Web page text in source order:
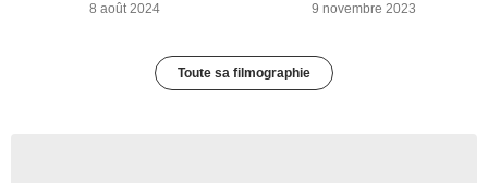
8 août 2024 9 novembre 2023
Toute sa filmographie